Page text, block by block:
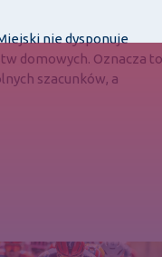
nie dysponuje
domowych. Oznacza
szacunków, a